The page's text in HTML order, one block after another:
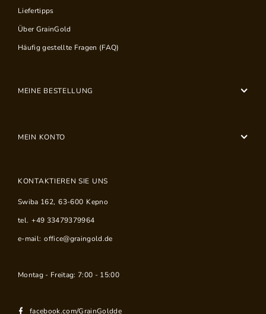
Liefertipps
Über GrainGold
Häufig gestellte Fragen (FAQ)
MEINE BESTELLUNG
MEIN KONTO
KONTAKTIEREN SIE UNS
Swiba 162, 63-600 Kepno
tel. +49 33479379964
e-mail: office@graingold.de
Montag - Freitag: 7:00 - 15:00
facebook.com/GrainGoldde